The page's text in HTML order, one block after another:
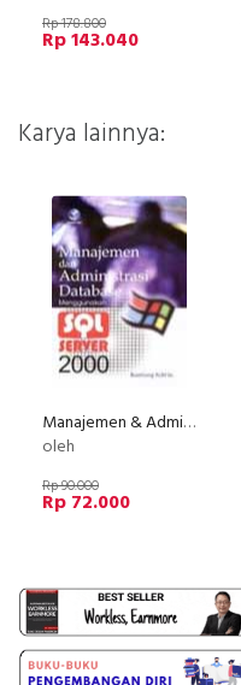
Rp 178.800
Rp 143.040
Karya lainnya:
Manajemen & Administrasi Database Menggunakan SQL Server 2000
oleh
Rp 90.000
Rp 72.000